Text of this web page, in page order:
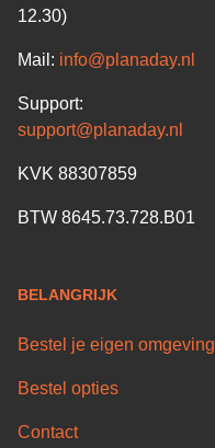
12.30)
Mail: info@planaday.nl
Support:
support@planaday.nl
KVK 88307859
BTW 8645.73.728.B01
BELANGRIJK
Bestel je eigen omgeving
Bestel opties
Contact